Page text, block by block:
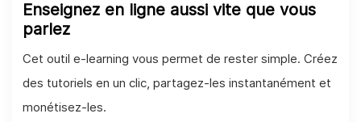
Enseignez en ligne aussi vite que vous
parlez
Cet outil e-learning vous permet de rester simple. Créez
des tutoriels en un clic, partagez-les instantanément et
monétisez-les.